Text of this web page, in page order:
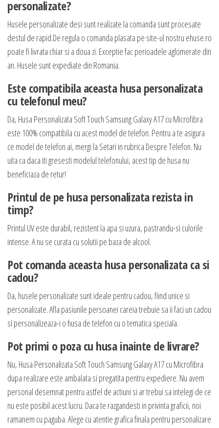
personalizate?
Husele personalizate desi sunt realizate la comanda sunt procesate
destul de rapid.De regula o comanda plasata pe site-ul nostru ehuse.ro
poate fi livrata chiar si a doua zi. Exceptie fac perioadele aglomerate din
an. Husele sunt expediate din Romania.
Este compatibila aceasta husa personalizata
cu telefonul meu?
Da, Husa Personalizata Soft Touch Samsung Galaxy A17 cu Microfibra
este 100% compatibila cu acest model de telefon. Pentru a te asigura
ce model de telefon ai, mergi la Setari in rubrica Despre Telefon. Nu
uita ca daca iti gresesti modelul telefonului, acest tip de husa nu
beneficiaza de retur!
Printul de pe husa personalizata rezista in
timp?
Printul UV este durabil, rezistent la apa si uzura, pastrandu-si culorile
intense. A nu se curata cu solutii pe baza de alcool.
Pot comanda aceasta husa personalizata ca si
cadou?
Da, husele personalizate sunt ideale pentru cadou, fiind unice si
personalizate. Afla pasiunile persoanei careia trebuie sa ii faci un cadou
si personalizeaza-i o husa de telefon cu o tematica speciala.
Pot primi o poza cu husa inainte de livrare?
Nu, Husa Personalizata Soft Touch Samsung Galaxy A17 cu Microfibra
dupa realizare este ambalata si pregatita pentru expediere. Nu avem
personal desemnat pentru astfel de actiuni si ar trebui sa intelegi de ce
nu este posibil acest lucru. Daca te razgandesti in privinta graficii, noi
ramanem cu paguba. Alege cu atentie grafica finala pentru personalizare